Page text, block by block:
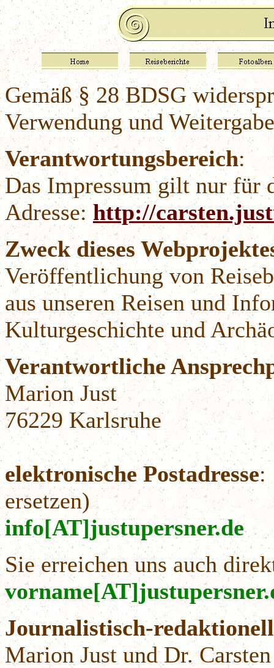
Gemäß § 28 BDSG
Verwendung und
Verantwortungsbereich:
Das Impressum gilt nur für
Adresse: http://
Zweck dieses
Veröffentlichung von
aus unseren Reisen und
Kulturgeschichte und
Verantwortliche
Marion Just
76229 Karlsruhe
elektronische Postadresse:
ersetzen)
info[AT]justupersner.de
Sie erreichen uns auch
v
Journalistisch-
Marion Just und Dr.